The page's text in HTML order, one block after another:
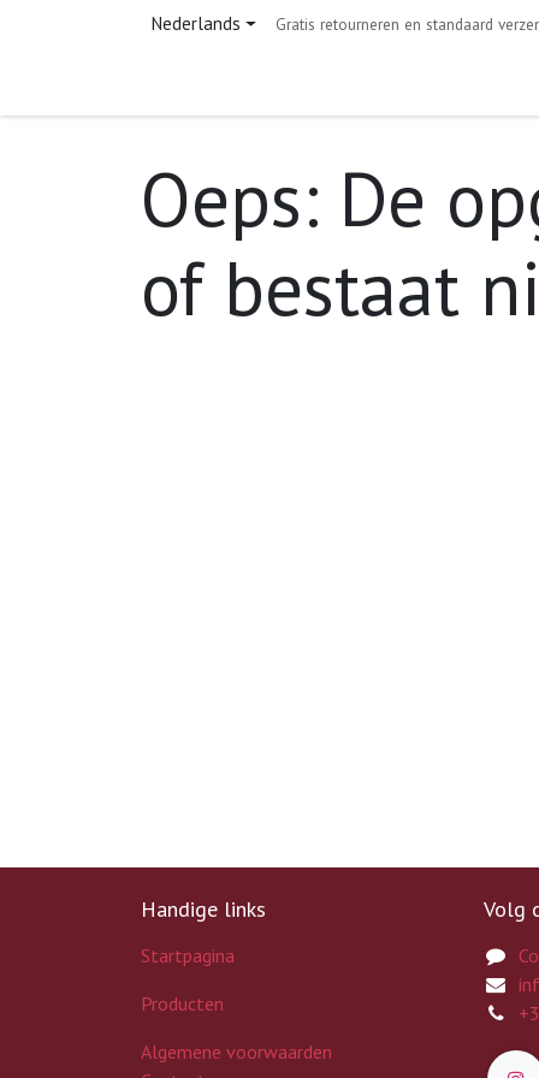
Overslaan naar inhoudNederlands Gratis retourneren en standaard
Oeps: De
of bestaat
Handige links
Startpagina
Producten
Algemene voorwaarden
Volg